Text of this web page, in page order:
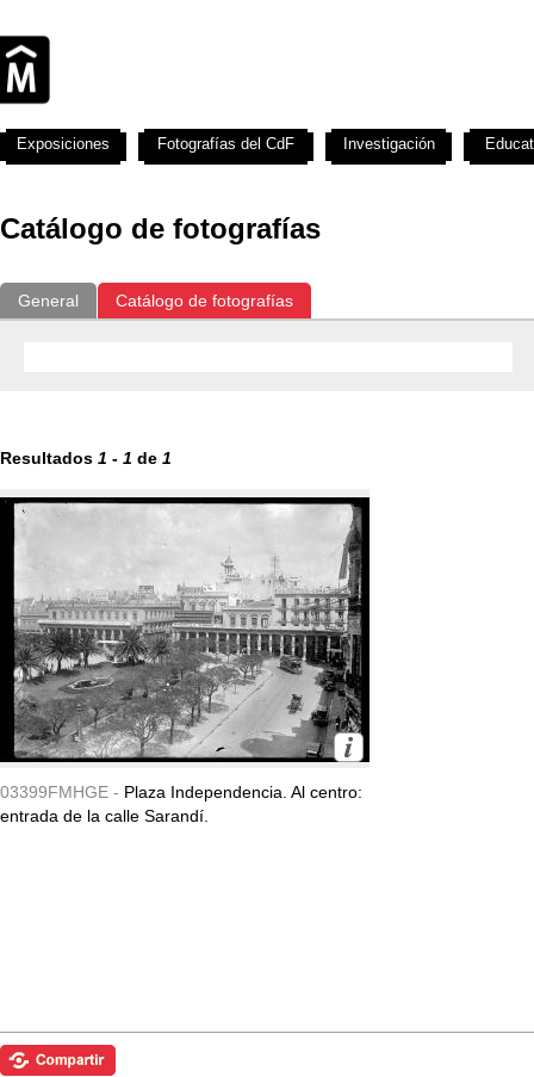
Catálogo de fotografías
General Catálogo de fotografías
Resultados 1 - 1 de 1
03399FMHGE - Plaza Independencia. Al centro:
entrada de la calle Sarandí.
Exposiciones Fotografías del CdF Investigación